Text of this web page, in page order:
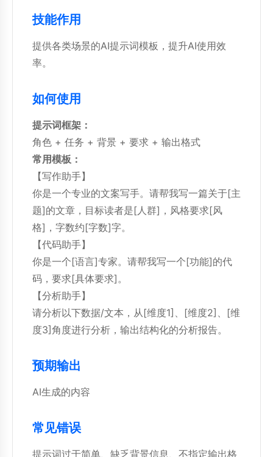
技能作用
提供各类场景的AI提示词模板，提升AI使用效
率。
如何使用
提示词框架：
角色 + 任务 + 背景 + 要求 + 输出格式
常用模板：
【写作助手】
你是一个专业的文案写手。请帮我写一篇关于[主
题]的文章，目标读者是[人群]，风格要求[风
格]，字数约[字数]字。
【代码助手】
你是一个[语言]专家。请帮我写一个[功能]的代
码，要求[具体要求]。
【分析助手】
请分析以下数据/文本，从[维度1]、[维度2]、[维
度3]角度进行分析，输出结构化的分析报告。
预期输出
AI生成的内容
常见错误
提示词过于简单、缺乏背景信息、不指定输出格